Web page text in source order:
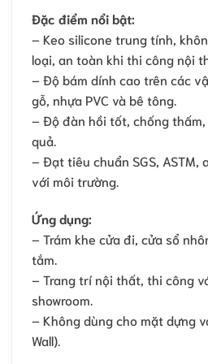
Đặc điểm nổi bật:
– Keo silicone trung tính,
loại, an toàn khi thi công nội
– Độ bám dính cao trên các
gỗ, nhựa PVC và bê tông.
– Độ đàn hồi tốt, chống thấm,
quả.
– Đạt tiêu chuẩn SGS, ASTM,
với môi trường.
Ứng dụng:
– Trám khe cửa đi, cửa sổ
tắm.
– Trang trí nội thất, thi công
showroom.
– Không dùng cho mặt dựng
Wall).